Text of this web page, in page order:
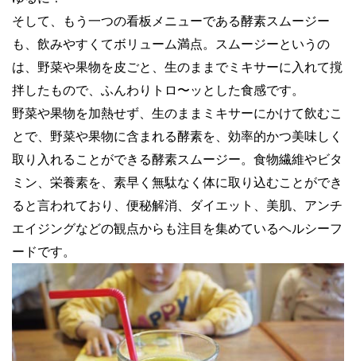
そして、もう一つの看板メニューである酵素スムージー
も、飲みやすくてボリューム満点。スムージーというの
は、野菜や果物を皮ごと、生のままでミキサーに入れて撹
拌したもので、ふんわりトロ〜ッとした食感です。
野菜や果物を加熱せず、生のままミキサーにかけて飲むこ
とで、野菜や果物に含まれる酵素を、効率的かつ美味しく
取り入れることができる酵素スムージー。食物繊維やビタ
ミン、栄養素を、素早く無駄なく体に取り込むことができ
ると言われており、便秘解消、ダイエット、美肌、アンチ
エイジングなどの観点からも注目を集めているヘルシーフ
ードです。